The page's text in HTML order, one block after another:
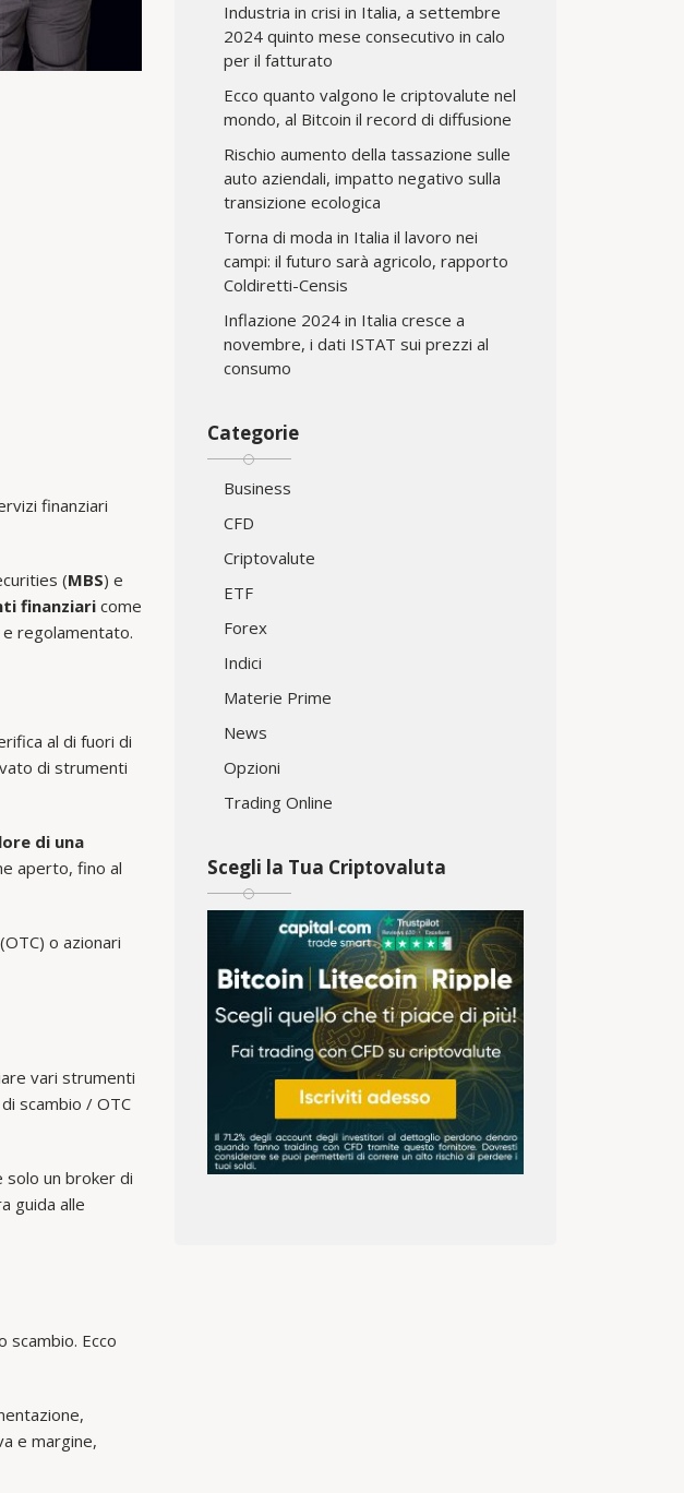
finanziari
(MBS) e
finanziari come
e regolamentato.
al di fuori di
di strumenti
di una
aperto, fino al
o azionari
vari strumenti
scambio / OTC
un broker di
guida alle
Ecco
e margine,
Industria in crisi in Italia, a settembre
2024 quinto mese consecutivo in calo
per il fatturato
Ecco quanto valgono le criptovalute nel
mondo, al Bitcoin il record di diffusione
Rischio aumento della tassazione sulle
auto aziendali, impatto negativo sulla
transizione ecologica
Torna di moda in Italia il lavoro nei
campi: il futuro sarà agricolo, rapporto
Coldiretti-Censis
Inflazione 2024 in Italia cresce a
novembre, i dati ISTAT sui prezzi al
consumo
Categorie
Business
CFD
Criptovalute
ETF
Forex
Indici
Materie Prime
News
Opzioni
Trading Online
Scegli la Tua Criptovaluta